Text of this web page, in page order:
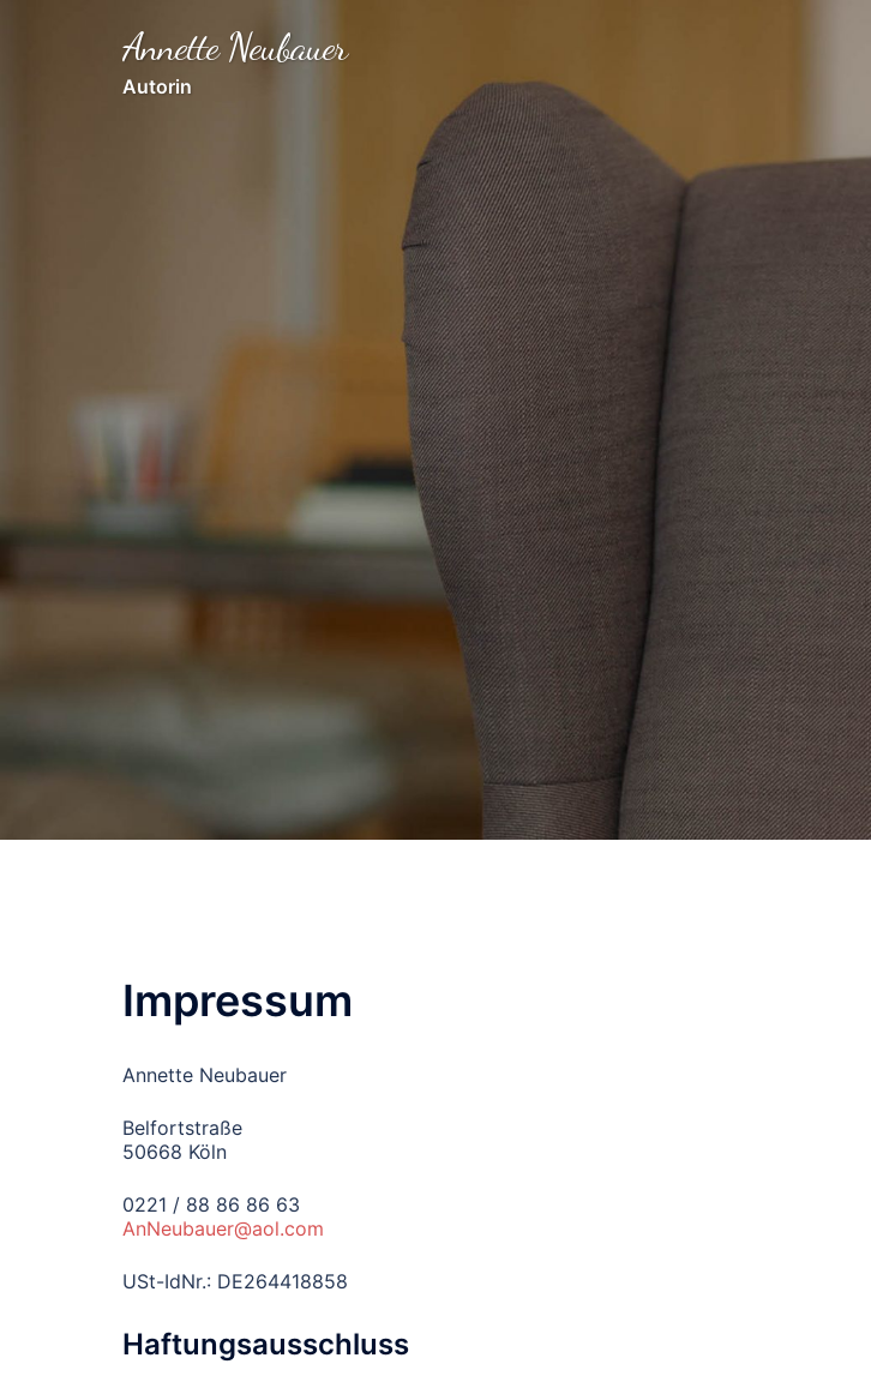
Annette Neubauer
Autorin
Impressum
Annette Neubauer
Belfortstraße
50668 Köln
0221 / 88 86 86 63
AnNeubauer@aol.com
USt-IdNr.: DE264418858
Haftungsausschluss